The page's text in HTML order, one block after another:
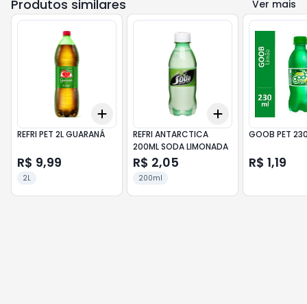
Produtos similares Ver mais
10
Add
REFRI PET 2L GUARANÁ
R$ 9,99
2L
Add
REFRI ANTARCTICA
200ML SODA LIMONADA
R$ 2,05
200ml
GOOB PET
R$ 1,19